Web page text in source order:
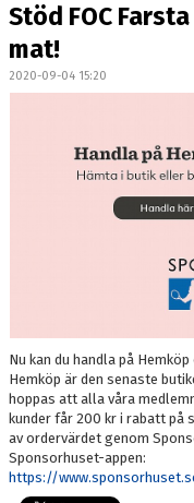
ISTIDER
BESTÄLL KLUBBKLÄDER
ANTON FRONDELL-
FRITIDSKORTET
DIGITAL FÖRFRÅGAN OM
Stöd FOC
mat!
2020-09-04 15:20
Nu kan du handla på
Hemköp är den senaste
hoppas att alla våra
kunder får 200 kr i rabatt på
av ordervärdet genom
Sponsorhuset-appen:
https://